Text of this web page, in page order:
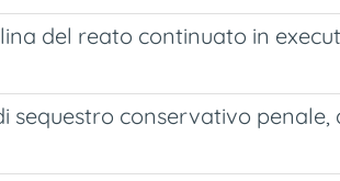
del reato continuato in
sequestro conservativo